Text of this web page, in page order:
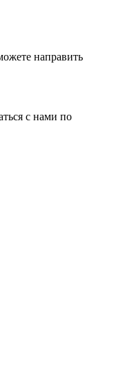
направить
с нами по